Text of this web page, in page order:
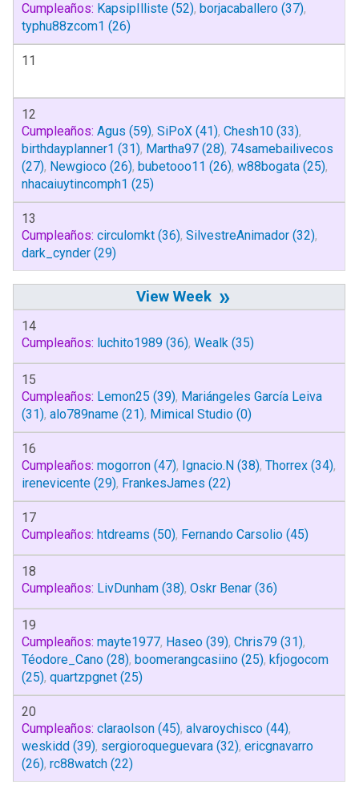
Cumpleaños: KapsipIlliste (52), borjacaballero (37),
typhu88zcom1 (26)
11
12
Cumpleaños: Agus (59), SiPoX (41), Chesh10 (33),
birthdayplanner1 (31), Martha97 (28), 74samebailivecos
(27), Newgioco (26), bubetooo11 (26), w88bogata (25),
nhacaiuytincomph1 (25)
13
Cumpleaños: circulomkt (36), SilvestreAnimador (32),
dark_cynder (29)
»
14
Cumpleaños: luchito1989 (36), Wealk (35)
15
Cumpleaños: Lemon25 (39), Mariángeles García Leiva
(31), alo789name (21), Mimical Studio (0)
16
Cumpleaños: mogorron (47), Ignacio.N (38), Thorrex (34),
irenevicente (29), FrankesJames (22)
17
Cumpleaños: htdreams (50), Fernando Carsolio (45)
18
Cumpleaños: LivDunham (38), Oskr Benar (36)
19
Cumpleaños: mayte1977, Haseo (39), Chris79 (31),
Téodore_Cano (28), boomerangcasiino (25), kfjogocom
(25), quartzpgnet (25)
20
Cumpleaños: claraolson (45), alvaroychisco (44),
weskidd (39), sergioroqueguevara (32), ericgnavarro
(26), rc88watch (22)